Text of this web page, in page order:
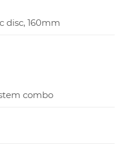
disc, 160mm
combo